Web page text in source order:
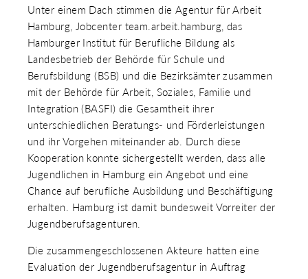
Unter einem Dach stimmen die Agentur für Arbeit
Hamburg, Jobcenter team.arbeit.hamburg, das
Hamburger Institut für Berufliche Bildung als
Landesbetrieb der Behörde für Schule und
Berufsbildung (BSB) und die Bezirksämter zusammen
mit der Behörde für Arbeit, Soziales, Familie und
Integration (BASFI) die Gesamtheit ihrer
unterschiedlichen Beratungs- und Förderleistungen
und ihr Vorgehen miteinander ab. Durch diese
Kooperation konnte sichergestellt werden, dass alle
Jugendlichen in Hamburg ein Angebot und eine
Chance auf berufliche Ausbildung und Beschäftigung
erhalten. Hamburg ist damit bundesweit Vorreiter der
Jugendberufsagenturen.
Die zusammengeschlossenen Akteure hatten eine
Evaluation der Jugendberufsagentur in Auftrag